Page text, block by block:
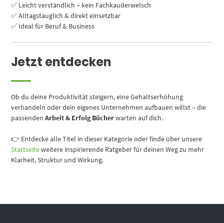
✅ Leicht verständlich – kein Fachkauderwelsch
✅ Alltagstauglich & direkt einsetzbar
✅ Ideal für Beruf & Business
Jetzt entdecken
Ob du deine Produktivität steigern, eine Gehaltserhöhung
verhandeln oder dein eigenes Unternehmen aufbauen willst – die
passendenArbeit & Erfolg Bücherwarten auf dich.
👉 Entdecke alle Titel in dieser Kategorie oder finde über unsere
Startseiteweitere inspirierende Ratgeber für deinen Weg zu mehr
Klarheit, Struktur und Wirkung.